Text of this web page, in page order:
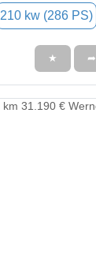
210 kw (286 PS)
★ ➦